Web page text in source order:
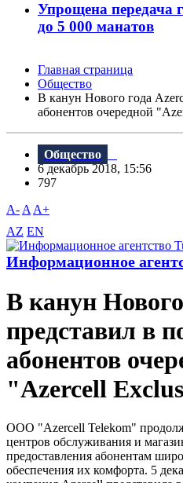
Упрощена передача
до 5 000 манатов
Главная страница
Общество
В канун Нового года
абонентов очередной
Общество
6 декабрь 2018, 15:56
797
A- A A+
AZ EN
Информационное
В канун
представил в
абонентов
"Azercell
ООО "Azercell Telekom"
центров обслуживания и
предоставления абонентам
обеспечения их комфорта. 5